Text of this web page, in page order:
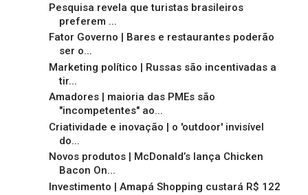
Pesquisa revela que turistas brasileiros
preferem ...
Fator Governo | Bares e restaurantes poderão
ser o...
Marketing político | Russas são incentivadas a
tir...
Amadores | maioria das PMEs são
"incompetentes" ao...
Criatividade e inovação | o 'outdoor' invisível
do...
Novos produtos | McDonald’s lança Chicken
Bacon On...
Investimento | Amapá Shopping custará R$ 122